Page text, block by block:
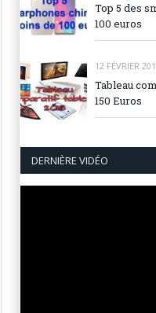
Top 5 des
100 euros
12 FÉVRIER
Tableau
150 Euros
DERNIÈRE VIDÉO